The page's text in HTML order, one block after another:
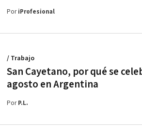
PoriProfesional
San Cayetano, por qué se
agosto en Argentina
/ Trabajo
PorP.L.